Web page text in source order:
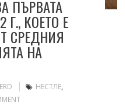
ПЪРВАТА
КОЕТО Е
СРЕДНИЯ
НА
НЕСТЛЕ,